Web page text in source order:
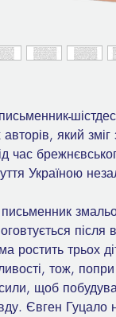
який зміг
час
Україною
після
ростить трьох
тож,
щоб
Євген Гуцало